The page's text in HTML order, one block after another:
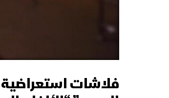
فلاشات استعراضية